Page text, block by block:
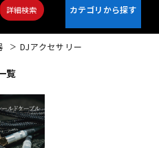
詳細検索
DJアクセサリー
覧